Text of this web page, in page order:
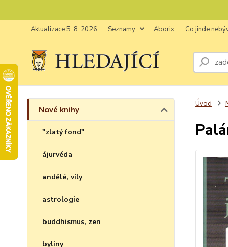
Aktualizace 5. 8. 2026 Seznamy Aborix Co jinde
Nové knihy
"zlatý fond"
ájurvéda
andělé, víly
astrologie
buddhismus, zen
byliny
Úvod